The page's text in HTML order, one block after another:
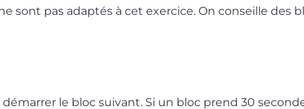
sont pas adap­tés à cet exer­cice. On conseille des
le bloc sui­vant. Si un bloc prend 30